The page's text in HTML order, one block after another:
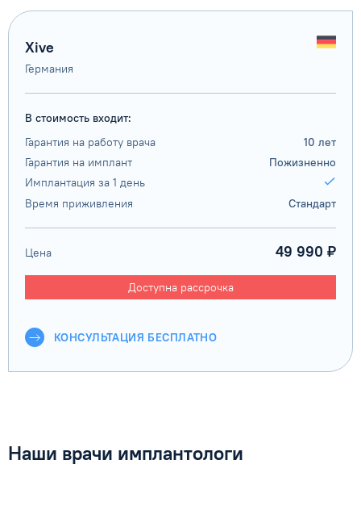
Xive
Германия
В стоимость входит:
Гарантия на работу врача
10 лет
Гарантия на имплант
Пожизненно
Имплантация за 1 день
Время приживления
Стандарт
Цена 49 990 ₽
Доступна рассрочка
КОНСУЛЬТАЦИЯ БЕСПЛАТНО
Наши врачи имплантологи